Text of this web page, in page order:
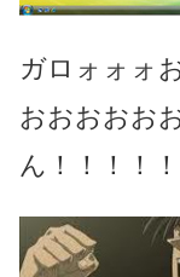
ガロォォォ
おおおおお
ん！！！！！